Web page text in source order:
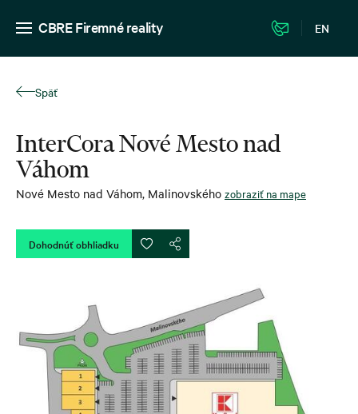
CBRE Firemné reality EN
Späť
InterCora Nové Mesto nad
Váhom
Nové Mesto nad Váhom, Malinovského zobraziť na mape
Dohodnúť obhliadku